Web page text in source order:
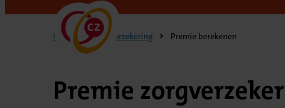
Home Zorgverzekering Premie berekenen
Premie